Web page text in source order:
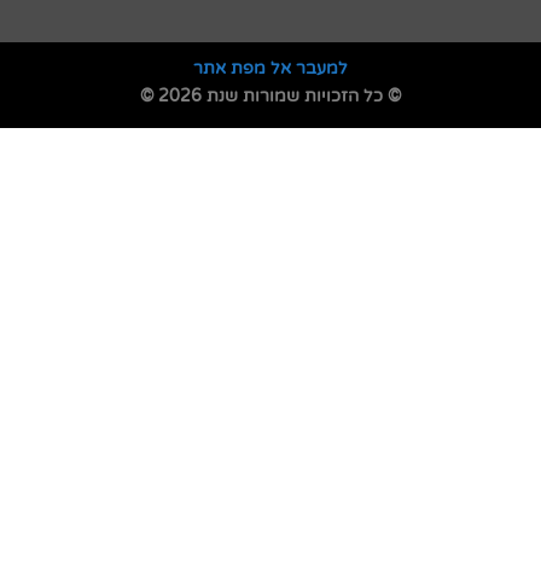
למעבר אל מפת אתר
© כל הזכויות שמורות שנת 2026 ©